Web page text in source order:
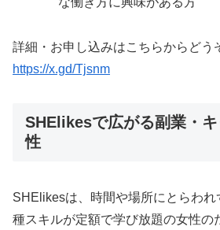
詳細・お申し込みはこちらからどう
https://x.gd/Tjsnm
SHElikesで広がる副業・
性
SHElikesは、時間や場所にとらわ
種スキルが定額で学び放題の女性の